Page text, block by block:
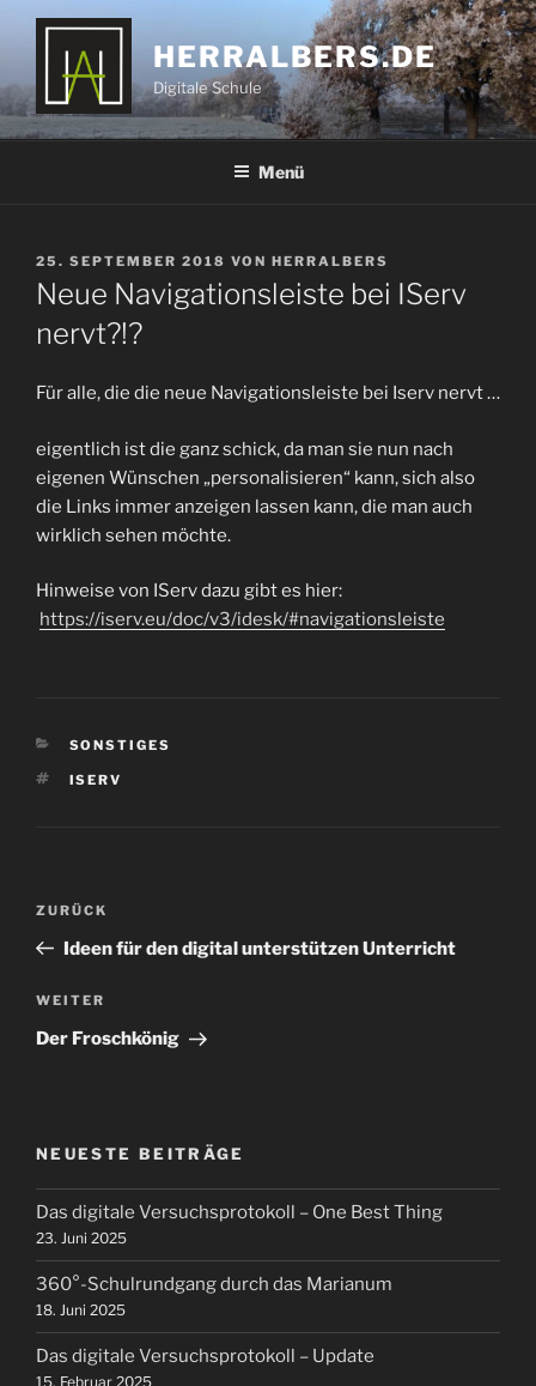
Zum
springen
HERRALBERS.DE
Digitale Schule
Menü
VERÖFFENTLICHT
AM
25. SEPTEMBER 2018 VON HERRALBERS
Neue Navigationsleiste bei IServ
nervt?!?
Für alle, die die neue Navigationsleiste bei Iserv nervt …
eigentlich ist die ganz schick, da man sie nun nach
eigenen Wünschen „personalisieren“ kann, sich also
die Links immer anzeigen lassen kann, die man auch
wirklich sehen möchte.
Hinweise von IServ dazu gibt es hier:
https://iserv.eu/doc/v3/idesk/#navigationsleiste
KATEGORIEN
SONSTIGES
SCHLAGWÖRTER
ISERV
Beitragsnavigation
Vorheriger
Beitrag
ZURÜCK
Ideen für den digital unterstützen Unterricht
Nächster
Beitrag
WEITER
Der Froschkönig
NEUESTE BEITRÄGE
Das digitale Versuchsprotokoll – One Best Thing
23. Juni 2025
360°-Schulrundgang durch das Marianum
18. Juni 2025
Das digitale Versuchsprotokoll – Update
15. Februar 2025